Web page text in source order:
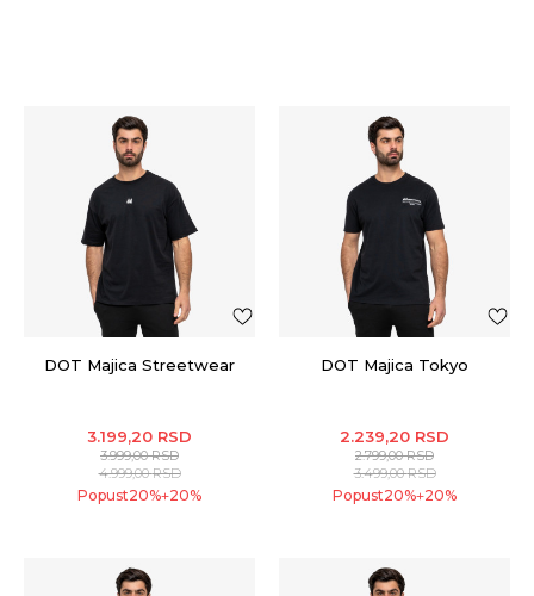
DOT Majica Streetwear
3.199,20 RSD
3.999,00RSD
4.999,00RSD
Popust20%+20%
DOT Majica Tokyo
2.239,20 RSD
2.799,00RSD
3.499,00RSD
Popust20%+20%